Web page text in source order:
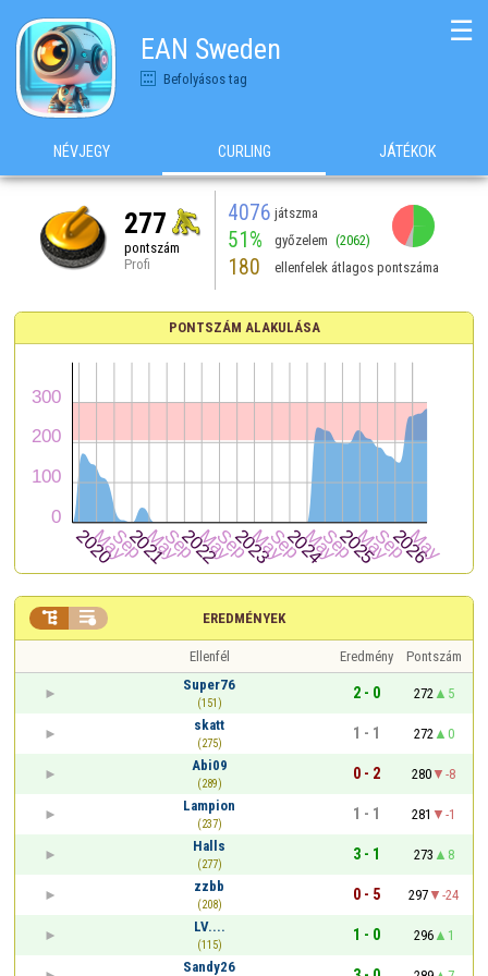
EAN Sweden
Befolyásos tag
☰
NÉVJEGY CURLING JÁTÉKOK
277
pontszám
Profi
4076 játszma
51% győzelem (2062)
180 ellenfelek átlagos pontszáma
PONTSZÁM ALAKULÁSA
EREDMÉNYEK
 
Ellenfél Eredmény
Pontszám
Super76
(151)
2 - 0 272
5
skatt
(275)
1 - 1 272
0
Abi09
(289)
0 - 2 280
-8
Lampion
(237)
1 - 1 281
-1
Halls
(277)
3 - 1 273
8
zzbb
(208)
0 - 5 297
-24
LV....
(115)
1 - 0 296
1
Sandy26